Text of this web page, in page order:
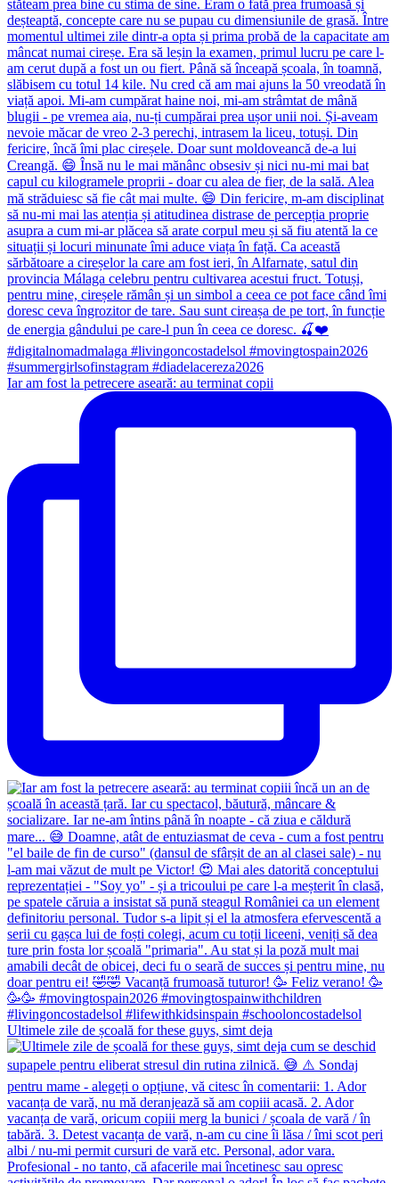
Iar am fost la petrecere aseară: au terminat copii
Ultimele zile de școală for these guys, simt deja